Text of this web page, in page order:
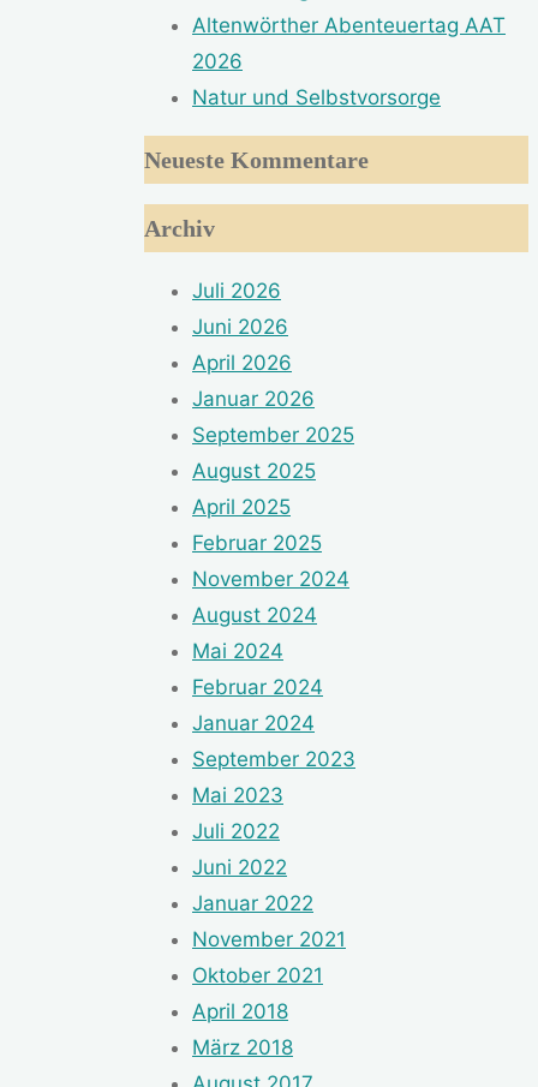
Altenwörther Abenteuertag AAT
2026
Natur und Selbstvorsorge
Neueste Kommentare
Archiv
Juli 2026
Juni 2026
April 2026
Januar 2026
September 2025
August 2025
April 2025
Februar 2025
November 2024
August 2024
Mai 2024
Februar 2024
Januar 2024
September 2023
Mai 2023
Juli 2022
Juni 2022
Januar 2022
November 2021
Oktober 2021
April 2018
März 2018